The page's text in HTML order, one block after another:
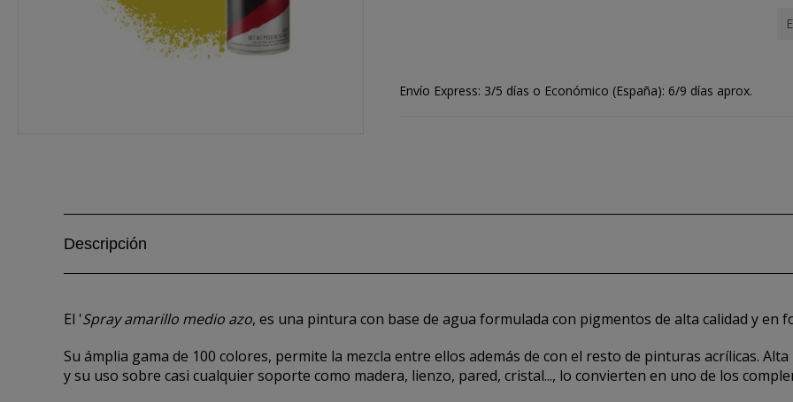
Envío Express: 3/5 días o Económico (España): 6/9 días aprox.
Descripción
El 'Spray amarillo medio azo, es una pintura con base de agua formulada con pigmentos de alta calidad y en
Su ámplia gama de 100 colores, permite la mezcla entre ellos además de con el resto de pinturas acrílicas.
y su uso sobre casi cualquier soporte como madera, lienzo, pared, cristal..., lo convierten en uno de los